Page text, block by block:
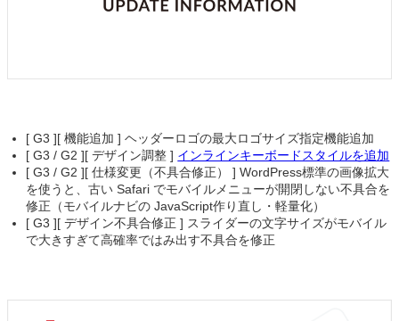
[ G3 ][ 機能追加 ] ヘッダーロゴの最大ロゴサイズ指定機能追加
[ G3 / G2 ][ デザイン調整 ] インラインキーボードスタイルを追加
[ G3 / G2 ][ 仕様変更（不具合修正） ] WordPress標準の画像拡大
を使うと、古い Safari でモバイルメニューが開閉しない不具合を
修正（モバイルナビの JavaScript作り直し・軽量化）
[ G3 ][ デザイン不具合修正 ] スライダーの文字サイズがモバイル
で大きすぎて高確率ではみ出す不具合を修正